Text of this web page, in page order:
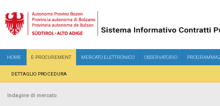
HOME E-PROCUREMENT MERCATO ELETTRONICO OSSERVATORIO
DETTAGLIO PROCEDURA
Indagine di mercato